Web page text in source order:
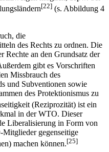
möglich, bspw. bei
die
des Rechts zu ordnen. Die
an den Grundsatz der
gibt es Vorschriften
Missbrauch des
und Subventionen sowie
des Protektionismus zu
(Reziprozität) ist ein
in der WTO. Dieser
Liberalisierung in Form von
gegenseitige